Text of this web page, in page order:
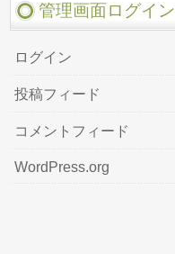
管理画面ログイン
ログイン
投稿フィード
コメントフィード
WordPress.org